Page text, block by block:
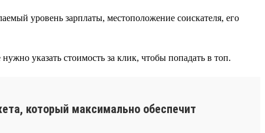
уровень зарплаты, местоположение соискателя, его
указать стоимость за клик, чтобы попадать в топ.
который максимально обеспечит